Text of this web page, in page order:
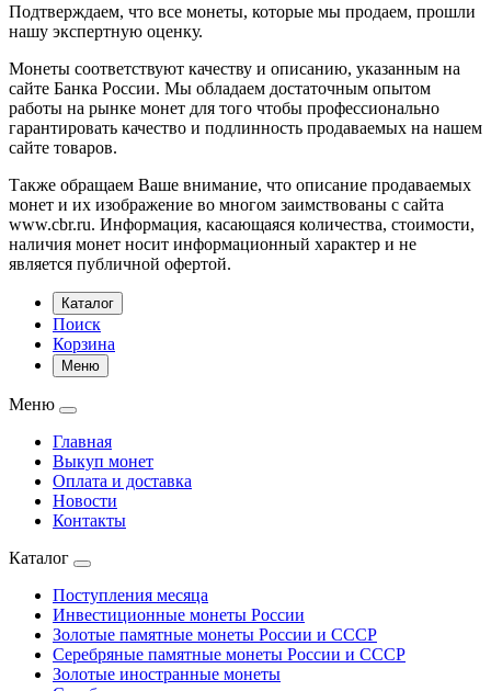
Подтверждаем, что все монеты, которые мы продаем, прошли
нашу экспертную оценку.
Монеты соответствуют качеству и описанию, указанным на
сайте Банка России. Мы обладаем достаточным опытом
работы на рынке монет для того чтобы профессионально
гарантировать качество и подлинность продаваемых на нашем
сайте товаров.
Также обращаем Ваше внимание, что описание продаваемых
монет и их изображение во многом заимствованы с сайта
www.cbr.ru. Информация, касающаяся количества, стоимости,
наличия монет носит информационный характер и не
является публичной офертой.
Каталог
Поиск
Корзина
Меню
Меню
Главная
Выкуп монет
Оплата и доставка
Новости
Контакты
Каталог
Поступления месяца
Инвестиционные монеты России
Золотые памятные монеты России и СССР
Серебряные памятные монеты России и СССР
Золотые иностранные монеты